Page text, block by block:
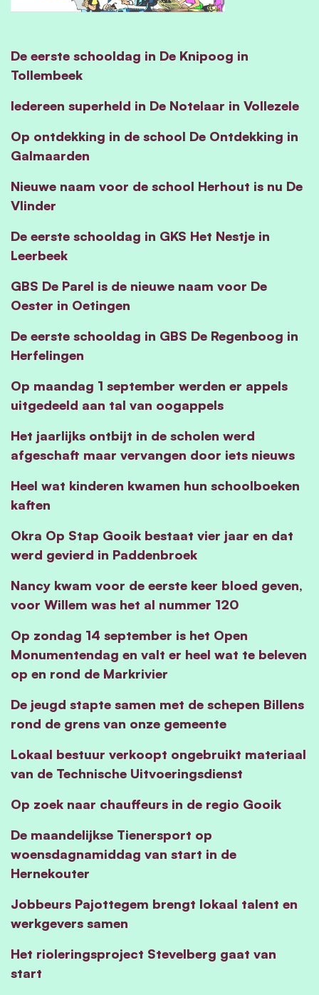
De eerste schooldag in De Knipoog in
Tollembeek
Iedereen superheld in De Notelaar in Vollezele
Op ontdekking in de school De Ontdekking in
Galmaarden
Nieuwe naam voor de school Herhout is nu De
Vlinder
De eerste schooldag in GKS Het Nestje in
Leerbeek
GBS De Parel is de nieuwe naam voor De
Oester in Oetingen
De eerste schooldag in GBS De Regenboog in
Herfelingen
Op maandag 1 september werden er appels
uitgedeeld aan tal van oogappels
Het jaarlijks ontbijt in de scholen werd
afgeschaft maar vervangen door iets nieuws
Heel wat kinderen kwamen hun schoolboeken
kaften
Okra Op Stap Gooik bestaat vier jaar en dat
werd gevierd in Paddenbroek
Nancy kwam voor de eerste keer bloed geven,
voor Willem was het al nummer 120
Op zondag 14 september is het Open
Monumentendag en valt er heel wat te beleven
op en rond de Markrivier
De jeugd stapte samen met de schepen Billens
rond de grens van onze gemeente
Lokaal bestuur verkoopt ongebruikt materiaal
van de Technische Uitvoeringsdienst
Op zoek naar chauffeurs in de regio Gooik
De maandelijkse Tienersport op
woensdagnamiddag van start in de
Hernekouter
Jobbeurs Pajottegem brengt lokaal talent en
werkgevers samen
Het rioleringsproject Stevelberg gaat van
start